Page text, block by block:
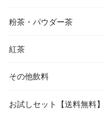
粉茶・パウダー茶
紅茶
その他飲料
お試しセット【送料無料】